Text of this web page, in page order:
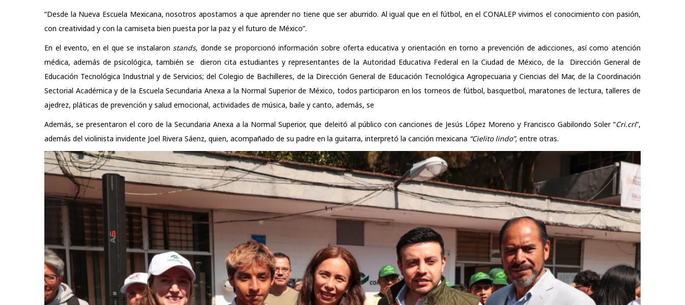
“Desde la Nueva Escuela Mexicana, nosotros apostamos a que aprender no tiene que ser aburrido. Al igual que en el fútbol, en el CONALEP vivimos el conocimiento con pasión,
con creatividad y con la camiseta bien puesta por la paz y el futuro de México”.
En el evento, en el que se instalaron stands, donde se proporcionó información sobre oferta educativa y orientación en torno a prevención de adicciones, así como atención
médica, además de psicológica, también se dieron cita estudiantes y representantes de la Autoridad Educativa Federal en la Ciudad de México, de la Dirección General de
Educación Tecnológica Industrial y de Servicios; del Colegio de Bachilleres, de la Dirección General de Educación Tecnológica Agropecuaria y Ciencias del Mar, de la Coordinación
Sectorial Académica y de la Escuela Secundaria Anexa a la Normal Superior de México, todos participaron en los torneos de fútbol, basquetbol, maratones de lectura, talleres de
ajedrez, pláticas de prevención y salud emocional, actividades de música, baile y canto, además, se
Además, se presentaron el coro de la Secundaria Anexa a la Normal Superior, que deleitó al público con canciones de Jesús López Moreno y Francisco Gabilondo Soler “Cri.cri”,
además del violinista invidente Joel Rivera Sáenz, quien, acompañado de su padre en la guitarra, interpretó la canción mexicana “Cielito lindo”, entre otras.